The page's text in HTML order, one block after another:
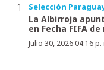
Selección
La Albirroja
en Fecha FIFA
Julio 30, 2026 04:16 p.